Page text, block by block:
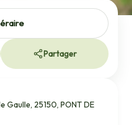
Partager
Gaulle, 25150, PONT DE